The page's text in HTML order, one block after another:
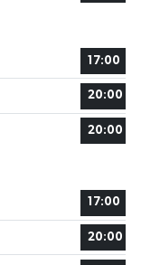
17:00
20:00
20:00
17:00
20:00